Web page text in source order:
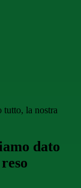
la nostra
dato